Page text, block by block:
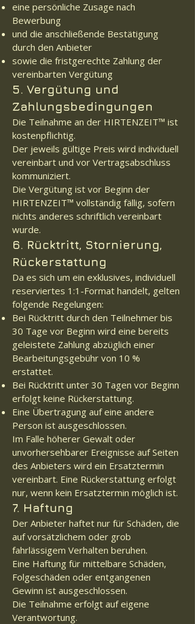
eine persönliche Zusage nach
Bewerbung
und die anschließende Bestätigung
durch den Anbieter
sowie die fristgerechte Zahlung der
vereinbarten Vergütung
5. Vergütung und
Zahlungsbedingungen
Die Teilnahme an der HIRTENZEIT™ ist
kostenpflichtig.
Der jeweils gültige Preis wird individuell
vereinbart und vor Vertragsabschluss
kommuniziert.
Die Vergütung ist vor Beginn der
HIRTENZEIT™ vollständig fällig, sofern
nichts anderes schriftlich vereinbart
wurde.
6. Rücktritt, Stornierung,
Rückerstattung
Da es sich um ein exklusives, individuell
reserviertes 1:1-Format handelt, gelten
folgende Regelungen:
Bei Rücktritt durch den Teilnehmer bis
30 Tage vor Beginn wird eine bereits
geleistete Zahlung abzüglich einer
Bearbeitungsgebühr von 10 %
erstattet.
Bei Rücktritt unter 30 Tagen vor Beginn
erfolgt keine Rückerstattung.
Eine Übertragung auf eine andere
Person ist ausgeschlossen.
Im Falle höherer Gewalt oder
unvorhersehbarer Ereignisse auf Seiten
des Anbieters wird ein Ersatztermin
vereinbart. Eine Rückerstattung erfolgt
nur, wenn kein Ersatztermin möglich ist.
7. Haftung
Der Anbieter haftet nur für Schäden, die
auf vorsätzlichem oder grob
fahrlässigem Verhalten beruhen.
Eine Haftung für mittelbare Schäden,
Folgeschäden oder entgangenen
Gewinn ist ausgeschlossen.
Die Teilnahme erfolgt auf eigene
Verantwortung.